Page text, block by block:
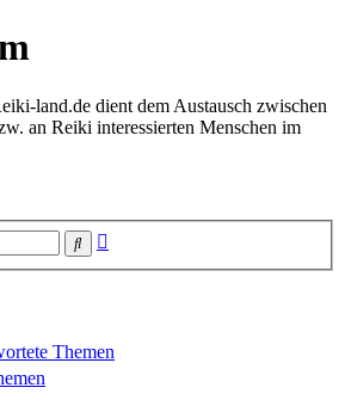
land.de dient dem Austausch zwischen
an Reiki interessierten Menschen im
Suche
Themen